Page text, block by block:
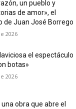
un pueblo y
de amor», el
de Juan José Borrego
2026
el espectáculo
botas»
2026
obra que abre el